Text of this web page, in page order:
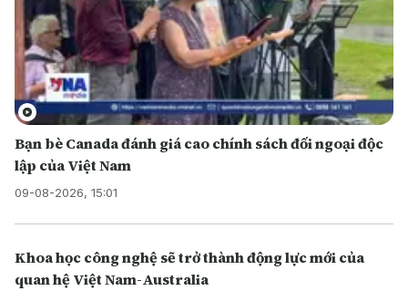
Bạn bè Canada đánh giá cao chính sách đối ngoại độc
lập của Việt Nam
09-08-2026, 15:01
Khoa học công nghệ sẽ trở thành động lực mới của
quan hệ Việt Nam-Australia